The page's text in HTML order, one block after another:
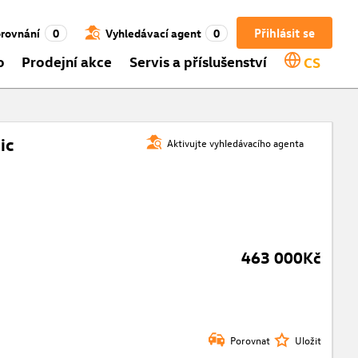
Přihlásit se
0 Vyhledávací agent 0
Prodejní akce Servis a příslušenství CS
Aktivujte vyhledávacího agenta
463 000Kč
Porovnat Uložit